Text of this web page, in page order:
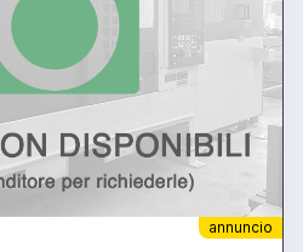
annuncio